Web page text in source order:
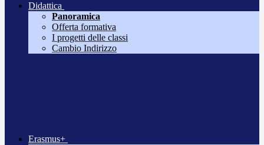
Didattica
Panoramica
Offerta formativa
I progetti delle classi
Cambio Indirizzo
Erasmus+